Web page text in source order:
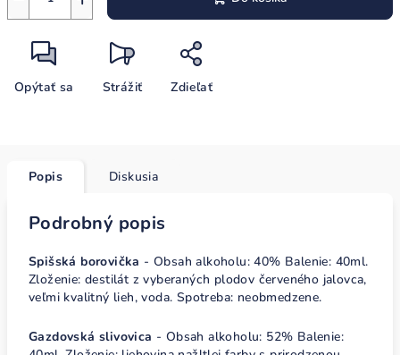
Opýtať sa Strážiť Zdieľať
Popis Diskusia
Podrobný popis
Spišská borovička - Obsah alkoholu: 40% Balenie: 40ml.
Zloženie: destilát z vyberaných plodov červeného jalovca,
veľmi kvalitný lieh, voda. Spotreba: neobmedzene.
Gazdovská slivovica - Obsah alkoholu: 52% Balenie: